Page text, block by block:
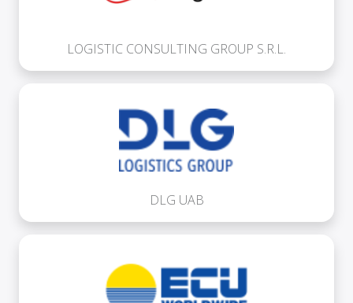
LOGISTIC CONSULTING GROUP S.R.L.
DLG UAB